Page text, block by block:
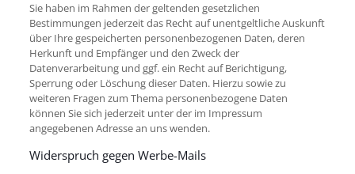
Sie haben im Rahmen der geltenden gesetzlichen
Bestimmungen jederzeit das Recht auf unentgeltliche Auskunft
über Ihre gespeicherten personenbezogenen Daten, deren
Herkunft und Empfänger und den Zweck der
Datenverarbeitung und ggf. ein Recht auf Berichtigung,
Sperrung oder Löschung dieser Daten. Hierzu sowie zu
weiteren Fragen zum Thema personenbezogene Daten
können Sie sich jederzeit unter der im Impressum
angegebenen Adresse an uns wenden.
Widerspruch gegen Werbe-Mails